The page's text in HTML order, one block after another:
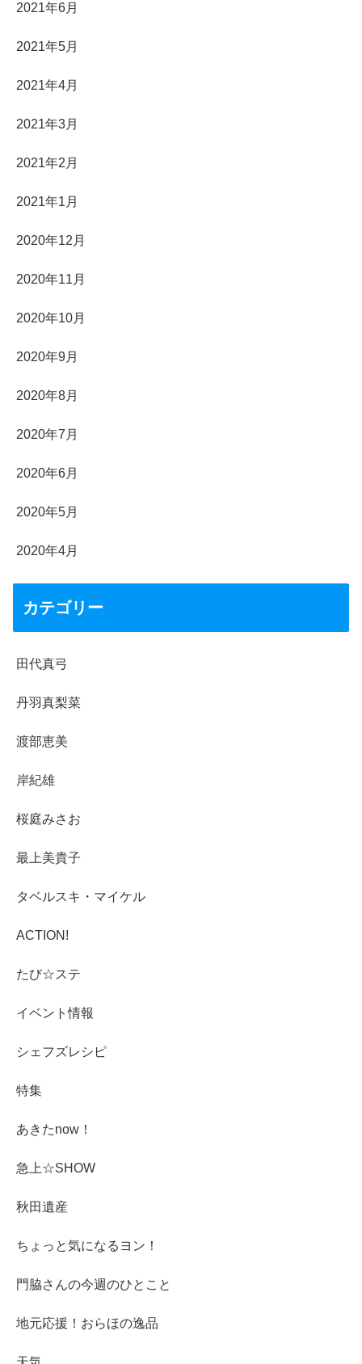
2021年6月
2021年5月
2021年4月
2021年3月
2021年2月
2021年1月
2020年12月
2020年11月
2020年10月
2020年9月
2020年8月
2020年7月
2020年6月
2020年5月
2020年4月
カテゴリー
田代真弓
丹羽真梨菜
渡部恵美
岸紀雄
桜庭みさお
最上美貴子
タベルスキ・マイケル
ACTION!
たび☆ステ
イベント情報
シェフズレシピ
特集
あきたnow！
急上☆SHOW
秋田遺産
ちょっと気になるヨン！
門脇さんの今週のひとこと
地元応援！おらほの逸品